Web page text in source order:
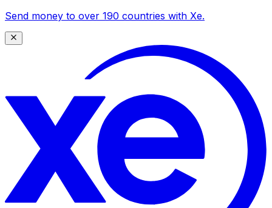
Send money to over 190 countries with Xe.